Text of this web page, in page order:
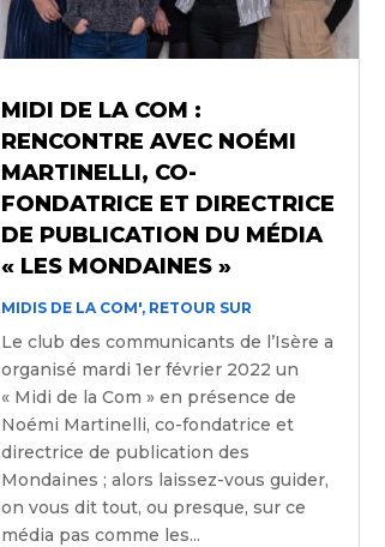
MIDI DE LA COM :
RENCONTRE AVEC NOÉMI
MARTINELLI, CO-
FONDATRICE ET DIRECTRICE
DE PUBLICATION DU MÉDIA
« LES MONDAINES »
MIDIS DE LA COM', RETOUR SUR
Le club des communicants de l’Isère a
organisé mardi 1er février 2022 un
« Midi de la Com » en présence de
Noémi Martinelli, co-fondatrice et
directrice de publication des
Mondaines ; alors laissez-vous guider,
on vous dit tout, ou presque, sur ce
média pas comme les...